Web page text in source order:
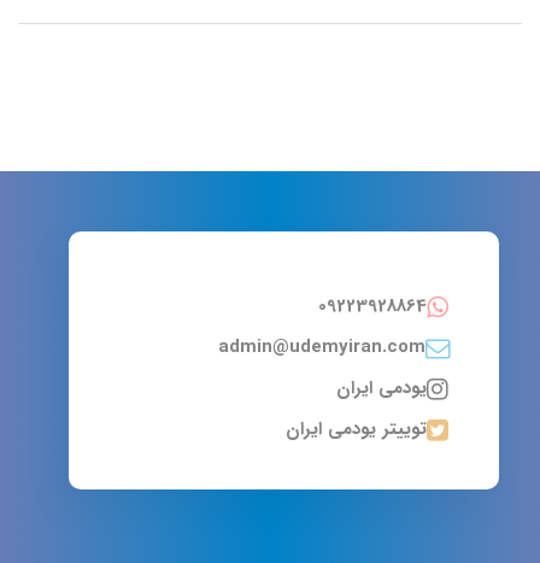
09223928864
admin@udemyiran.com
یودمی ایران
توییتر یودمی ایران